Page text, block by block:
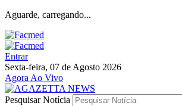
Aguarde, carregando...
Entrar
Sexta-feira, 07 de Agosto 2026
Agora Ao Vivo
Pesquisar Notícia